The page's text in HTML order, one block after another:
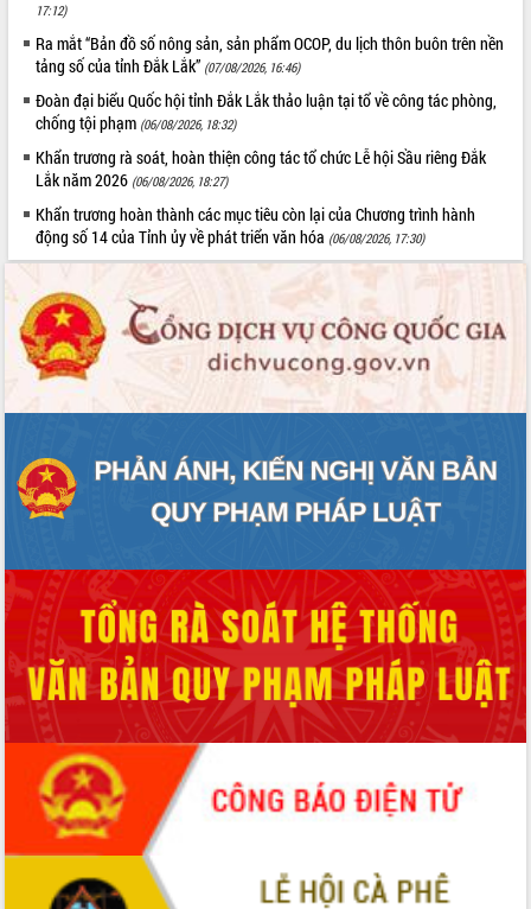
Quyết liệt tháo gỡ vướng mắc, đẩy
nhanh tiến độ các dự án trọng điểm
trong Khu kinh tế Nam Phú Yên
Hòn Yến phát triển du lịch gắn với bảo
tồn biển
Lấy ý kiến điều chỉnh Quy hoạch tỉnh
Đắk Lắk thời kỳ 2021-2030, tầm nhìn
đến năm 2050
Phát động chiến dịch 30 ngày đêm
giải phóng mặt bằng Tuyến đường bộ
ven biển
Đắk Lắk nỗ lực thúc đẩy tăng trưởng
kinh tế từ 10% trở lên trong Quý
II/2026
Đắk Lắk ký kết thỏa thuận hợp tác về
chuyển đổi số giai đoạn 2026 – 2030
Thứ trưởng Bộ Y tế làm việc với tỉnh
Đắk Lắk về phát triển nhân lực y tế
cho trạm y tế cấp xã
du khách thông qua Hệ thống cơ sở dữ
liệu và Bản đồ số
Tập huấn ứng dụng trí tuệ nhân tạo (AI)
trong thương mại điện tử năm 2026
Đoàn đại biểu Quốc hội tỉnh Đắk Lắk
trao đổi thông tin trước Kỳ họp thứ
nhất, Quốc hội khóa XVI
Quyết liệt cải cách hành chính, khơi
thông nguồn lực phát triển
Nâng cao hiệu lực, hiệu quả HĐND
tỉnh thông qua hiện đại hóa hành chính
Xã Ea Phê gắn cải cách hành chính với
chuyển đổi số
17:12)
Ra mắt “Bản đồ số nông sản, sản phẩm OCOP, du lịch thôn buôn trên nền
tảng số của tỉnh Đắk Lắk” (07/08/2026, 16:46)
Đoàn đại biểu Quốc hội tỉnh Đắk Lắk thảo luận tại tổ về công tác phòng,
chống tội phạm (06/08/2026, 18:32)
Khẩn trương rà soát, hoàn thiện công tác tổ chức Lễ hội Sầu riêng Đắk
Lắk năm 2026 (06/08/2026, 18:27)
Khẩn trương hoàn thành các mục tiêu còn lại của Chương trình hành
động số 14 của Tỉnh ủy về phát triển văn hóa (06/08/2026, 17:30)